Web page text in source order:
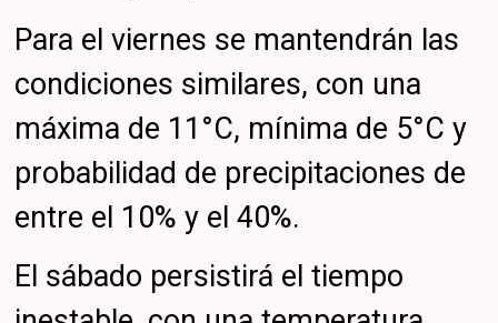
Para el viernes se mantendrán las
condiciones similares, con una
máxima de 11°C, mínima de 5°C y
probabilidad de precipitaciones de
entre el 10% y el 40%.
El sábado persistirá el tiempo